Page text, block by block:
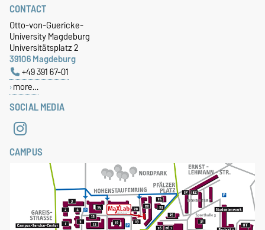
SOCIAL MEDIA
CONTACT
Otto-von-Guericke-
University Magdeburg
Universitätsplatz 2
39106 Magdeburg
+49 391 67-01
more…
CAMPUS